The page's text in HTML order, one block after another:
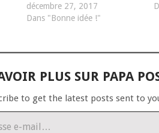
décembre 27, 2017
Dans "Bonne idée !"
PLUS SUR PAPA
to get the latest posts sent to